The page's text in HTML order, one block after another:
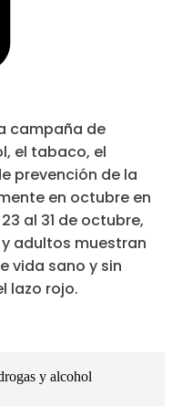
campaña de
el tabaco, el
prevención de la
en octubre en
al 31 de octubre,
adultos muestran
vida sano y sin
lazo rojo.
y alcohol